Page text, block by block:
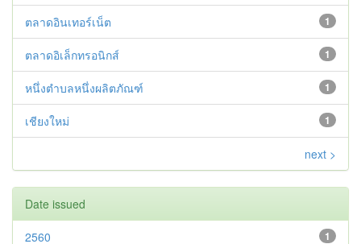
1
ตลาดอินเทอร์เน็ต
1
ตลาดอิเล็กทรอนิกส์
1
หนึ่งตำบลหนึ่งผลิตภัณฑ์
1
เชียงใหม่
next >
Date issued
1
2560